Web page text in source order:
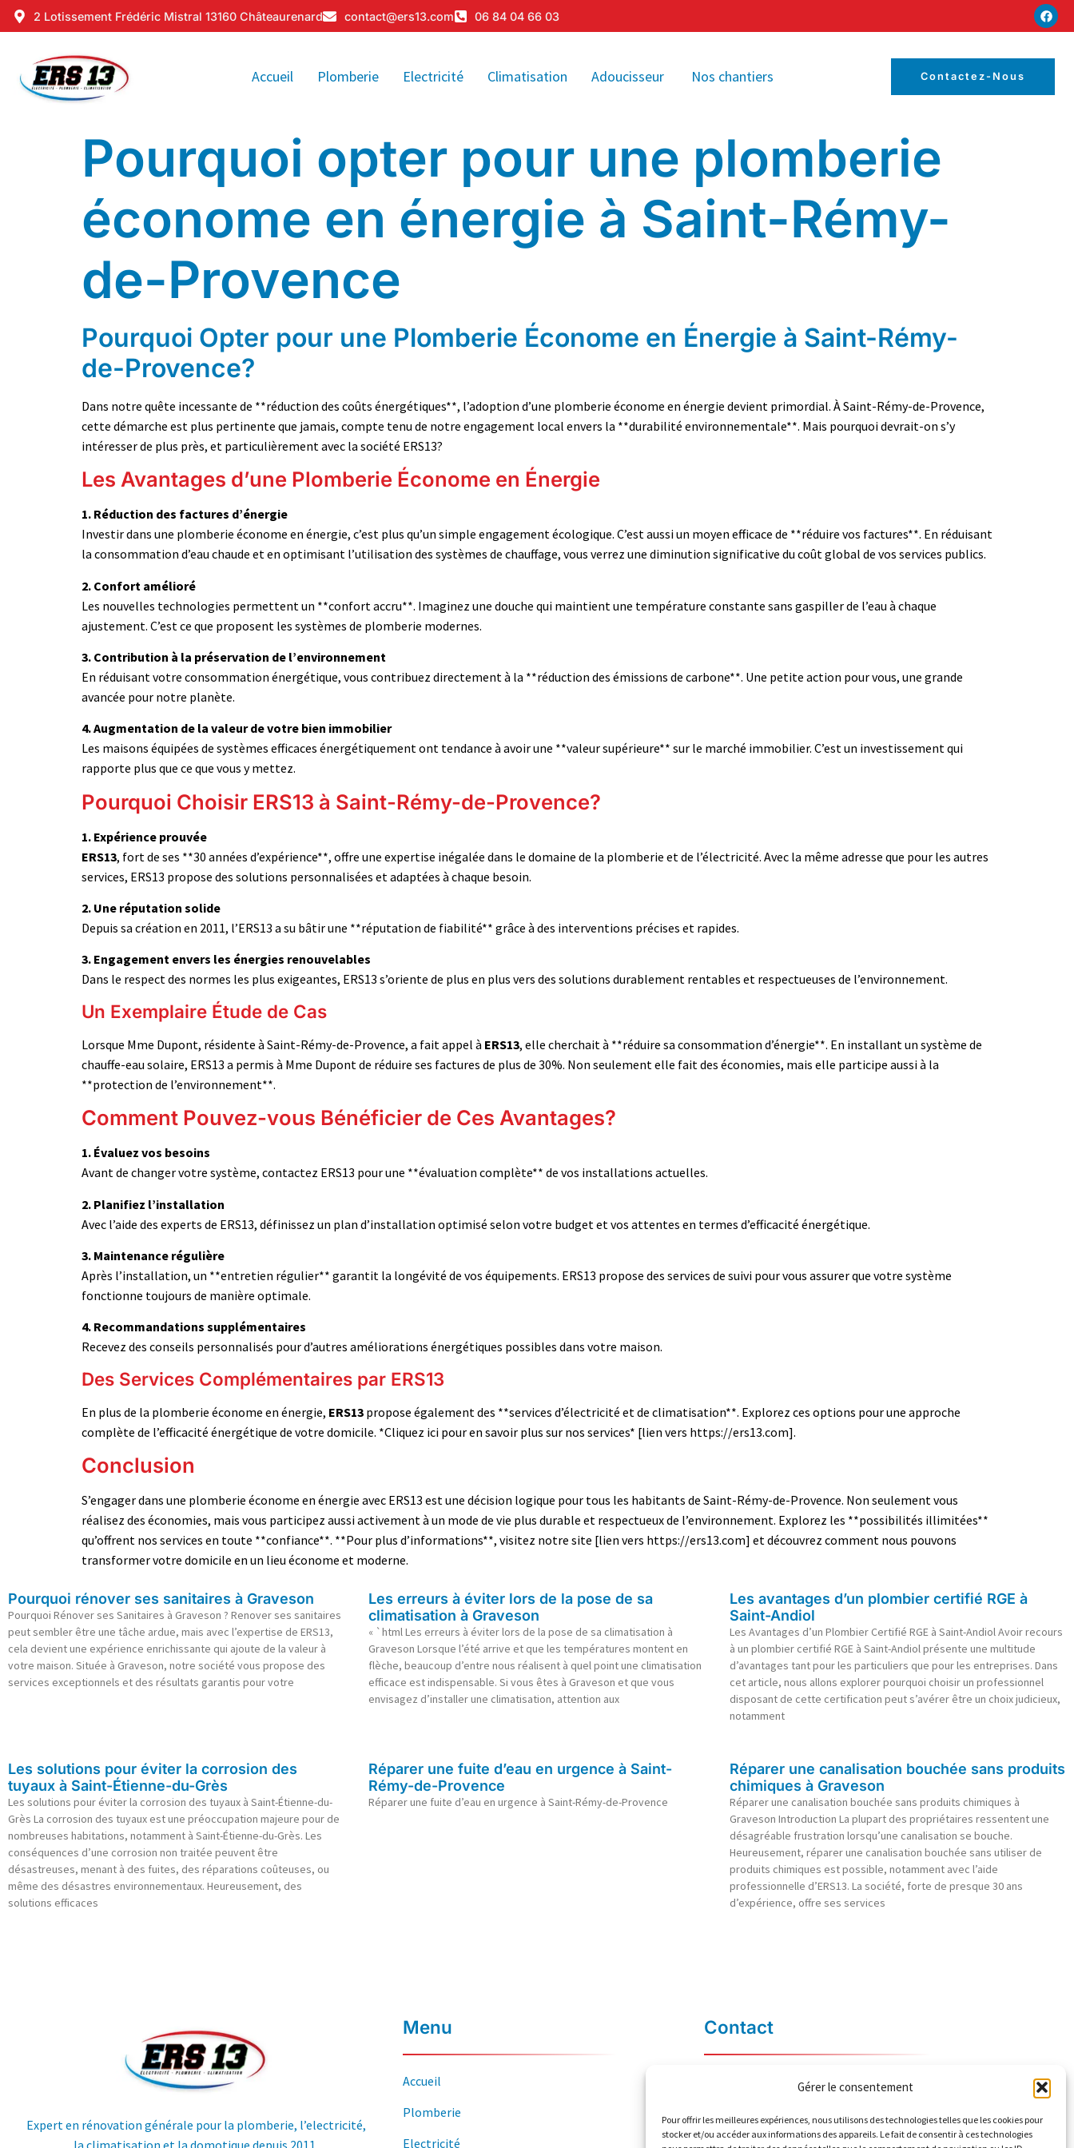
Gérer le consentement
Pour offrir les meilleures expériences, nous utilisons des technologies telles que les cookies pour
stocker et/ou accéder aux informations des appareils. Le fait de consentir à ces technologies
2 Lotissement Frédéric Mistral 13160 Châteaurenard contact@ers13.com 06 84 04 66 03
Accueil Plomberie Electricité Climatisation Adoucisseur Nos chantiers Contactez-Nous
Pourquoi opter pour une plomberie
économe en énergie à Saint-Rémy-
de-Provence
Pourquoi Opter pour une Plomberie Économe en Énergie à Saint-Rémy-
de-Provence?
Dans notre quête incessante de **réduction des coûts énergétiques**, l’adoption d’une plomberie économe en énergie devient primordial. À Saint-Rémy-de-Provence,
cette démarche est plus pertinente que jamais, compte tenu de notre engagement local envers la **durabilité environnementale**. Mais pourquoi devrait-on s’y
intéresser de plus près, et particulièrement avec la société ERS13?
Les Avantages d’une Plomberie Économe en Énergie
1. Réduction des factures d’énergie
Investir dans une plomberie économe en énergie, c’est plus qu’un simple engagement écologique. C’est aussi un moyen efficace de **réduire vos factures**. En réduisant
la consommation d’eau chaude et en optimisant l’utilisation des systèmes de chauffage, vous verrez une diminution significative du coût global de vos services publics.
2. Confort amélioré
Les nouvelles technologies permettent un **confort accru**. Imaginez une douche qui maintient une température constante sans gaspiller de l’eau à chaque
ajustement. C’est ce que proposent les systèmes de plomberie modernes.
3. Contribution à la préservation de l’environnement
En réduisant votre consommation énergétique, vous contribuez directement à la **réduction des émissions de carbone**. Une petite action pour vous, une grande
avancée pour notre planète.
4. Augmentation de la valeur de votre bien immobilier
Les maisons équipées de systèmes efficaces énergétiquement ont tendance à avoir une **valeur supérieure** sur le marché immobilier. C’est un investissement qui
rapporte plus que ce que vous y mettez.
Pourquoi Choisir ERS13 à Saint-Rémy-de-Provence?
1. Expérience prouvée
ERS13, fort de ses **30 années d’expérience**, offre une expertise inégalée dans le domaine de la plomberie et de l’électricité. Avec la même adresse que pour les autres
services, ERS13 propose des solutions personnalisées et adaptées à chaque besoin.
2. Une réputation solide
Depuis sa création en 2011, l’ERS13 a su bâtir une **réputation de fiabilité** grâce à des interventions précises et rapides.
3. Engagement envers les énergies renouvelables
Dans le respect des normes les plus exigeantes, ERS13 s’oriente de plus en plus vers des solutions durablement rentables et respectueuses de l’environnement.
Un Exemplaire Étude de Cas
Lorsque Mme Dupont, résidente à Saint-Rémy-de-Provence, a fait appel à ERS13, elle cherchait à **réduire sa consommation d’énergie**. En installant un système de
chauffe-eau solaire, ERS13 a permis à Mme Dupont de réduire ses factures de plus de 30%. Non seulement elle fait des économies, mais elle participe aussi à la
**protection de l’environnement**.
Comment Pouvez-vous Bénéficier de Ces Avantages?
1. Évaluez vos besoins
Avant de changer votre système, contactez ERS13 pour une **évaluation complète** de vos installations actuelles.
2. Planifiez l’installation
Avec l’aide des experts de ERS13, définissez un plan d’installation optimisé selon votre budget et vos attentes en termes d’efficacité énergétique.
3. Maintenance régulière
Après l’installation, un **entretien régulier** garantit la longévité de vos équipements. ERS13 propose des services de suivi pour vous assurer que votre système
fonctionne toujours de manière optimale.
4. Recommandations supplémentaires
Recevez des conseils personnalisés pour d’autres améliorations énergétiques possibles dans votre maison.
Des Services Complémentaires par ERS13
En plus de la plomberie économe en énergie, ERS13 propose également des **services d’électricité et de climatisation**. Explorez ces options pour une approche
complète de l’efficacité énergétique de votre domicile. *Cliquez ici pour en savoir plus sur nos services* [lien vers https://ers13.com].
Conclusion
S’engager dans une plomberie économe en énergie avec ERS13 est une décision logique pour tous les habitants de Saint-Rémy-de-Provence. Non seulement vous
réalisez des économies, mais vous participez aussi activement à un mode de vie plus durable et respectueux de l’environnement. Explorez les **possibilités illimitées**
qu’offrent nos services en toute **confiance**. **Pour plus d’informations**, visitez notre site [lien vers https://ers13.com] et découvrez comment nous pouvons
transformer votre domicile en un lieu économe et moderne.
Pourquoi rénover ses sanitaires à Graveson
Pourquoi Rénover ses Sanitaires à Graveson ? Renover ses sanitaires
peut sembler être une tâche ardue, mais avec l’expertise de ERS13,
cela devient une expérience enrichissante qui ajoute de la valeur à
votre maison. Située à Graveson, notre société vous propose des
services exceptionnels et des résultats garantis pour votre
Les erreurs à éviter lors de la pose de sa
climatisation à Graveson
« `html Les erreurs à éviter lors de la pose de sa climatisation à
Graveson Lorsque l’été arrive et que les températures montent en
flèche, beaucoup d’entre nous réalisent à quel point une climatisation
efficace est indispensable. Si vous êtes à Graveson et que vous
envisagez d’installer une climatisation, attention aux
Les avantages d’un plombier certifié RGE à
Saint-Andiol
Les Avantages d’un Plombier Certifié RGE à Saint-Andiol Avoir recours
à un plombier certifié RGE à Saint-Andiol présente une multitude
d’avantages tant pour les particuliers que pour les entreprises. Dans
cet article, nous allons explorer pourquoi choisir un professionnel
disposant de cette certification peut s’avérer être un choix judicieux,
notamment
Les solutions pour éviter la corrosion des
tuyaux à Saint-Étienne-du-Grès
Les solutions pour éviter la corrosion des tuyaux à Saint-Étienne-du-
Grès La corrosion des tuyaux est une préoccupation majeure pour de
nombreuses habitations, notamment à Saint-Étienne-du-Grès. Les
conséquences d’une corrosion non traitée peuvent être
désastreuses, menant à des fuites, des réparations coûteuses, ou
même des désastres environnementaux. Heureusement, des
solutions efficaces
Réparer une fuite d’eau en urgence à Saint-
Rémy-de-Provence
Réparer une fuite d’eau en urgence à Saint-Rémy-de-Provence
Réparer une canalisation bouchée sans produits
chimiques à Graveson
Réparer une canalisation bouchée sans produits chimiques à
Graveson Introduction La plupart des propriétaires ressentent une
désagréable frustration lorsqu’une canalisation se bouche.
Heureusement, réparer une canalisation bouchée sans utiliser de
produits chimiques est possible, notamment avec l’aide
professionnelle d’ERS13. La société, forte de presque 30 ans
d’expérience, offre ses services
Expert en rénovation générale pour la plomberie, l’electricité,
la climatisation et la domotique depuis 2011.
Menu
Accueil
Plomberie
Electricité
Contact
06 84 04 66 03
2 Lotissement Frédéric Mistral